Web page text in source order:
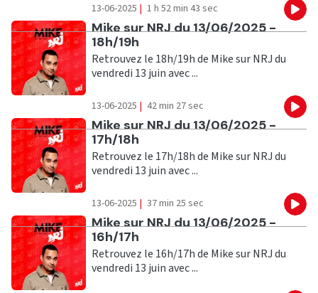
13-06-2025 | 1 h 52 min 43 sec
Ecouter
Mike sur NRJ du 13/06/2025 -
18h/19h
Retrouvez le 18h/19h de Mike sur NRJ du
vendredi 13 juin avec ...
13-06-2025 | 42 min 27 sec
Ecouter
Mike sur NRJ du 13/06/2025 -
17h/18h
Retrouvez le 17h/18h de Mike sur NRJ du
vendredi 13 juin avec ...
13-06-2025 | 37 min 25 sec
Ecouter
Mike sur NRJ du 13/06/2025 -
16h/17h
Retrouvez le 16h/17h de Mike sur NRJ du
vendredi 13 juin avec ...